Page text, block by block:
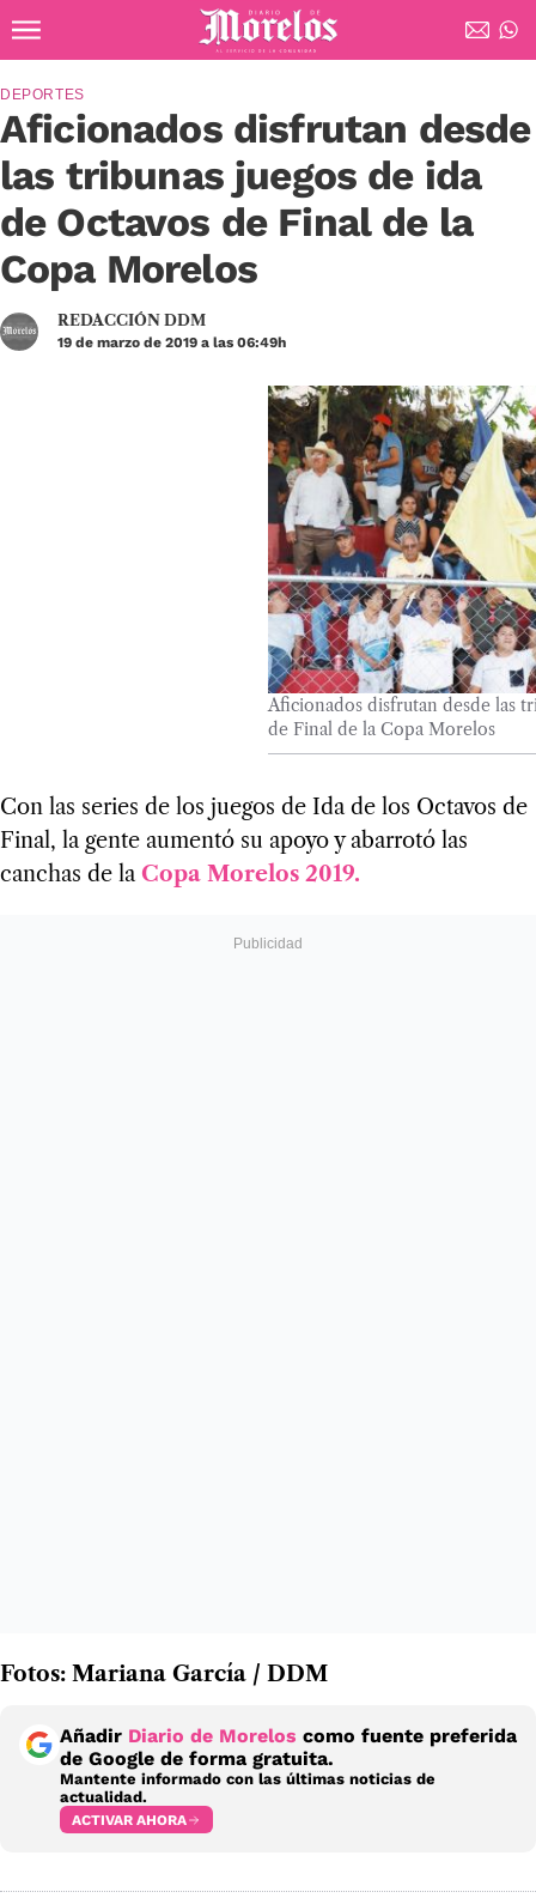
Diario de Morelos
Aficionados disfrutan desde
las tribunas juegos de ida
de Octavos de Final de la
Copa Morelos
DEPORTES
REDACCIÓN DDM
19 de marzo de 2019 a las 06:49h
Aficionados disfrutan desde las
de Final de la Copa Morelos
Con las series de los juegos de Ida de los Octavos de
Final, la gente aumentó su apoyo y abarrotó las
canchas de la Copa Morelos 2019.
Fotos: Mariana García / DDM
Añadir Diario de Morelos como fuente preferida
de Google de forma gratuita.
Mantente informado con las últimas noticias de
actualidad.
ACTIVAR AHORA